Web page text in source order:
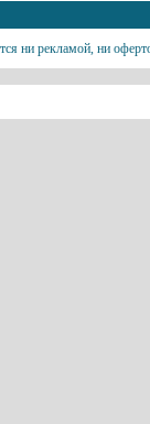
ни рекламой, ни